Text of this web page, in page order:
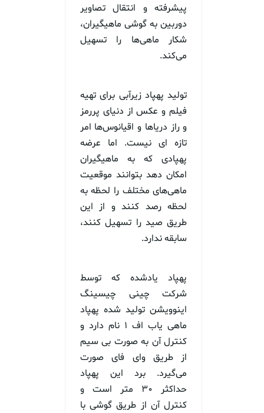
پیشرفته و انتقال تصاویر
دوربین به گوشی ماهیگیران،
شکار ماهی‌ها را تسهیل
می‌کند.
تولید پهپاد زیرآبی برای تهیه
فیلم و عکس از دنیای پررمز
و راز دریاها و اقیانوس‌ها امر
تازه ای نیست. اما عرضه
پهپادی که به ماهیگیران
امکان دهد بتوانند موقعیت
ماهی‌های مختلف را لحظه به
لحظه رصد کنند و از این
طریق صید را تسهیل کنند،
سابقه ندارد.
پهپاد یادشده که توسط
شرکت چینی چیسینگ
اینوویشن تولید شده پهپاد
ماهی یاب اف ۱ نام دارد و
کنترل آن به صورت بی سیم
از طریق وای فای صورت
می‌گیرد. برد این پهپاد
حداکثر ۳۰ متر است و
کنترل آن از طریق گوشی با